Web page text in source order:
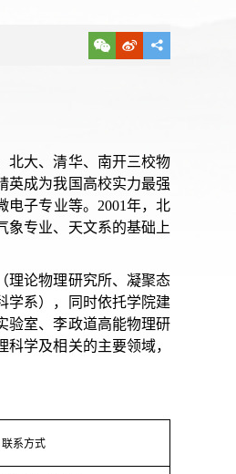
北大、清华、南开三校物
英成为我国高校实力最强
电子专业等。2001年，北
象专业、天文系的基础上
理论物理研究所、凝聚态
学系），同时依托学院建
验室、李政道高能物理研
学及相关的主要领域，
联系方式